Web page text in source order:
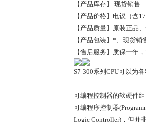
【产品库存】 现货销售
【产品价格】电议（含
【产品质量】原装正品
【产品包装】*、现货销
【售后服务】质保一年
S7-300系列CPU可以为
可编程控制器的软硬件
可编程序控制器
Logic Controller)，但并